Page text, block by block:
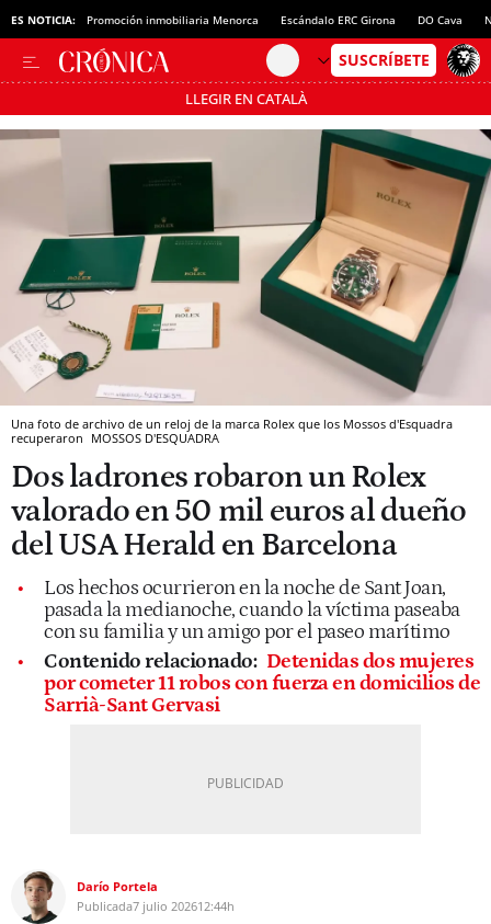
ES NOTICIA: Promoción inmobiliaria Menorca Escándalo ERC Girona DO Cava
LLEGIR EN CATALÀ
Pásate al MODO AHORRO
Una foto de archivo de un reloj de la marca Rolex que los Mossos d'Esquadra
recuperaron MOSSOS D'ESQUADRA
Dos ladrones robaron un Rolex
valorado en 50 mil euros al dueño
del USA Herald en Barcelona
Los hechos ocurrieron en la noche de Sant Joan,
pasada la medianoche, cuando la víctima paseaba
con su familia y un amigo por el paseo marítimo
Contenido relacionado: Detenidas dos mujeres
por cometer 11 robos con fuerza en domicilios de
Sarrià-Sant Gervasi
Darío Portela
Publicada7 julio 202612:44h